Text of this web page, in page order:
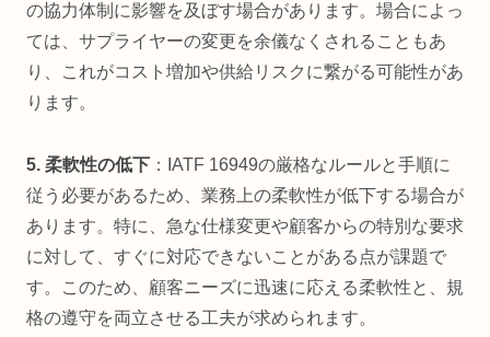
の協力体制に影響を及ぼす場合があります。場合によっ
ては、サプライヤーの変更を余儀なくされることもあ
り、これがコスト増加や供給リスクに繋がる可能性があ
ります。
5. 柔軟性の低下 ：IATF 16949の厳格なルールと手順に
従う必要があるため、業務上の柔軟性が低下する場合が
あります。特に、急な仕様変更や顧客からの特別な要求
に対して、すぐに対応できないことがある点が課題で
す。このため、顧客ニーズに迅速に応える柔軟性と、規
格の遵守を両立させる工夫が求められます。